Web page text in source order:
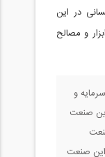
در این
و مصالح
و
صنعت
صنعت